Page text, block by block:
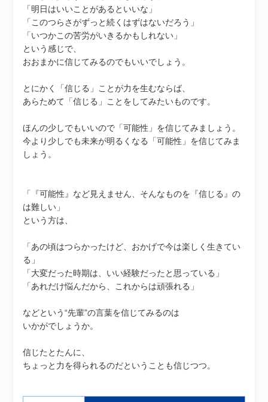
「明日はいいことがあるといいな」
「このつらさがずっと続くはずはないだろう」
「いつかこの苦労がいきるかもしれない」
という感じで、
おおまかに信じてみるのでもいいでしょう。
とにかく「信じる」ことが力を生むならば、
あらためて「信じる」ことをしてみたいものです。
ほんの少しでもいいので「可能性」を信じてみましょう。
今より少しでも未来が明るくなる「可能性」を信じてみま
しょう。
「『可能性』など見えません、そんなものを『信じる』の
は難しい」
という方は、
「あの頃はつらかったけど、おかげで今は楽しく生きてい
る」
「大変だった時期は、いい経験だったと思っている」
「あれだけ悩んだから、これからは頑張れる」
などという“先輩”の言葉を信じてみるのは
いかがでしょうか。
信じたとたんに、
ちょっと力を得られるのだということも信じつつ。